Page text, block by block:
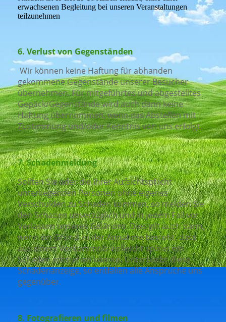
erwachsenen Begleitung bei unseren Veranstaltungen
teilzunehmen
6. Verlust von Gegenständen
Wir können keine Haftung für abhanden
gekommene Gegenstände unserer Besucher
übernehmen. Für mitgeführtes und abgestelltes
Gepäck/Gegenstände wird auch dann keine
Haftung übernommen, wenn das Abstellen mit
Zustimmung und/oder Kenntnis von uns erfolgt.
7. Schadenmeldung
Sollten Sie oder die Ihrer Aufsichtspflicht
unterliegenden Personen ohne eigenes
Verschulden zu Schaden kommen, so melden Sie
den Schaden unverzüglich und in jedem Fall vor
Verlassen unseres Geländes. Dies gilt auch dann,
wenn ein Grund zu der Annahme besteht, dass
aus einem Vorkommnis vielleicht später ein
Schaden entstehen könnte. Unterbleibt diese
Schadenanzeige, so entfallen alle Ansprüche uns
gegenüber.
8. Fotografieren und filmen